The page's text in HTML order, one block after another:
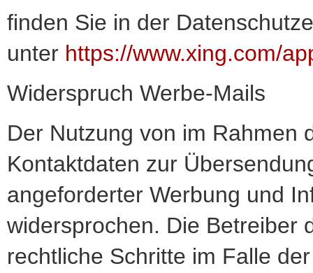
finden Sie in der
unter https://www.xing.com/
Widerspruch Werbe-Mails
Der Nutzung von im Rahmen
Kontaktdaten zur
angeforderter Werbung und
widersprochen. Die Betreiber
rechtliche Schritte im Falle